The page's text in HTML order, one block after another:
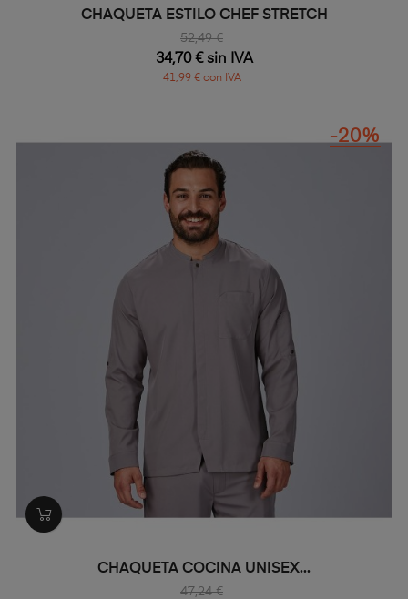
CHAQUETA ESTILO CHEF STRETCH
52,49 €
34,70 € sin IVA
41,99 € con IVA
CHAQUETA COCINA UNISEX...
47,24 €
-20%